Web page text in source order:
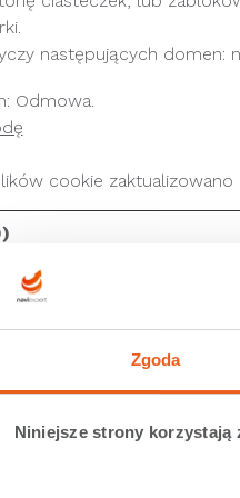
Zgoda
Niniejsze strony korzystają
następujących domen:
Odmowa.
cookie
przyczyniają się do
obszarów strony
Dostawca
LinkedIn
Twitter Inc.